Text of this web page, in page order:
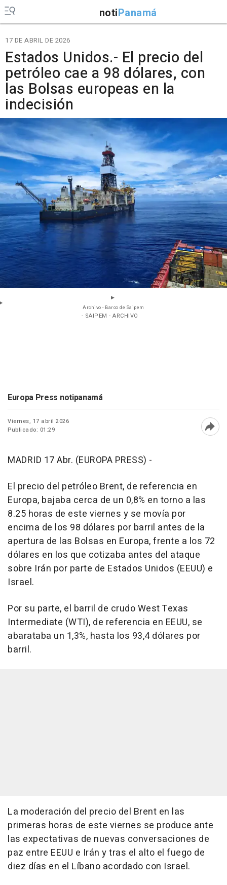
notiPanamá
17 DE ABRIL DE 2026
Estados Unidos.- El precio del
petróleo cae a 98 dólares, con
las Bolsas europeas en la
indecisión
Archivo - Barco de Saipem
- SAIPEM - ARCHIVO
Europa Press notipanamá
Viernes, 17 abril 2026
Publicado: 01:29
MADRID 17 Abr. (EUROPA PRESS) -
El precio del petróleo Brent, de referencia en
Europa, bajaba cerca de un 0,8% en torno a las
8.25 horas de este viernes y se movía por
encima de los 98 dólares por barril antes de la
apertura de las Bolsas en Europa, frente a los 72
dólares en los que cotizaba antes del ataque
sobre Irán por parte de Estados Unidos (EEUU) e
Israel.
Por su parte, el barril de crudo West Texas
Intermediate (WTI), de referencia en EEUU, se
abarataba un 1,3%, hasta los 93,4 dólares por
barril.
La moderación del precio del Brent en las
primeras horas de este viernes se produce ante
las expectativas de nuevas conversaciones de
paz entre EEUU e Irán y tras el alto el fuego de
diez días en el Líbano acordado con Israel.